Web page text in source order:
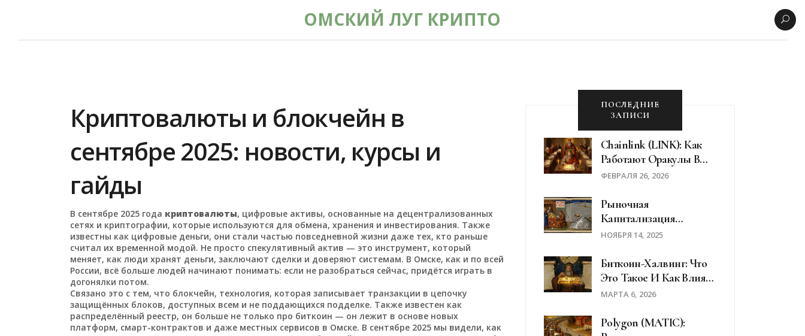
ОМСКИЙ ЛУГ КРИПТО
Криптовалюты и блокчейн в
сентябре 2025: новости, курсы и
гайды
В сентябре 2025 года криптовалюты, цифровые активы, основанные на децентрализованных
сетях и криптографии, которые используются для обмена, хранения и инвестирования. Также
известны как цифровые деньги, они стали частью повседневной жизни даже тех, кто раньше
считал их временной модой. Не просто спекулятивный актив — это инструмент, который
меняет, как люди хранят деньги, заключают сделки и доверяют системам. В Омске, как и по всей
России, всё больше людей начинают понимать: если не разобраться сейчас, придётся играть в
догонялки потом.
Связано это с тем, что блокчейн, технология, которая записывает транзакции в цепочку
защищённых блоков, доступных всем и не поддающихся подделке. Также известен как
распределённый реестр, он больше не только про биткоин — он лежит в основе новых
платформ, смарт-контрактов и даже местных сервисов в Омске. В сентябре 2025 мы видели, как
ПОСЛЕДНИЕ
ЗАПИСИ
Chainlink (LINK): Как
Работают Оракулы В
Блокчейне - Простыми
ФЕВРАЛЯ 26, 2026
Рыночная
Капитализация
Криптовалют: Как
CoinMarketCap
НОЯБРЯ 14, 2025
Биткоин-Халвинг: Что
Это Такое И Как Влияет
На Цену В 2026 Году
МАРТА 6, 2026
Polygon (MATIC):